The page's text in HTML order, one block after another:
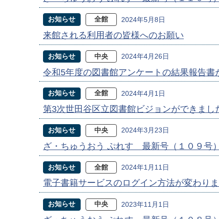
お知らせ 全館 2024年5月8日
来館される利用者の皆様へのお願い
お知らせ 中央 2024年4月26日
令和5年度の図書館アンケートの結果報告書
お知らせ 全館 2024年4月1日
第3次世田谷区立図書館ビジョンができまし
お知らせ 中央 2024年3月23日
ざ・ちゅうおう ぷれす 最新号（１０９号）
お知らせ 全館 2024年1月11日
電子書籍サービスのログイン方法が変わりま
お知らせ 中央 2023年11月1日